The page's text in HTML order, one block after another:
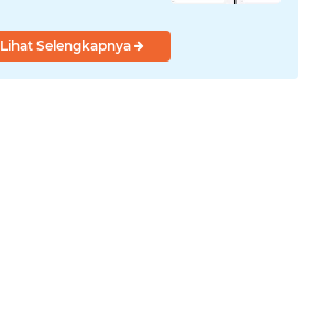
Lihat Selengkapnya